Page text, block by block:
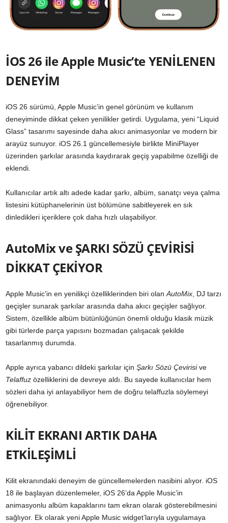
İOS 26 ile Apple Music’te YENİLENEN
DENEYİM
iOS 26 sürümü, Apple Music’in genel görünüm ve kullanım
deneyiminde dikkat çeken yenilikler getirdi. Uygulama, yeni “Liquid
Glass” tasarımı sayesinde daha akıcı animasyonlar ve modern bir
arayüz sunuyor. iOS 26.1 güncellemesiyle birlikte MiniPlayer
üzerinden şarkılar arasında kaydırarak geçiş yapabilme özelliği de
eklendi.
Kullanıcılar artık altı adede kadar şarkı, albüm, sanatçı veya çalma
listesini kütüphanelerinin üst bölümüne sabitleyerek en sık
dinledikleri içeriklere çok daha hızlı ulaşabiliyor.
AutoMix ve ŞARKI SÖZÜ ÇEVİRİSİ
DİKKAT ÇEKİYOR
Apple Music’in en yenilikçi özelliklerinden biri olan AutoMix , DJ tarzı
geçişler sunarak şarkılar arasında daha akıcı geçişler sağlıyor.
Sistem, özellikle albüm bütünlüğünün önemli olduğu klasik müzik
gibi türlerde parça yapısını bozmadan çalışacak şekilde
tasarlanmış durumda.
Apple ayrıca yabancı dildeki şarkılar için Şarkı Sözü Çevirisive
Telaffuz özelliklerini de devreye aldı. Bu sayede kullanıcılar hem
sözleri daha iyi anlayabiliyor hem de doğru telaffuzla söylemeyi
öğrenebiliyor.
KİLİT EKRANI ARTIK DAHA
ETKİLEŞİMLİ
Kilit ekranındaki deneyim de güncellemelerden nasibini alıyor. iOS
18 ile başlayan düzenlemeler, iOS 26’da Apple Music’in
animasyonlu albüm kapaklarını tam ekran olarak gösterebilmesini
sağlıyor. Ek olarak yeni Apple Music widget’larıyla uygulamaya